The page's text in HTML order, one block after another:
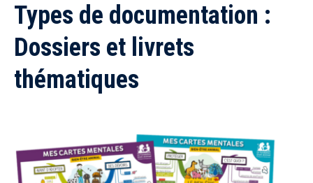
Types de documentation :
Dossiers et livrets
thématiques